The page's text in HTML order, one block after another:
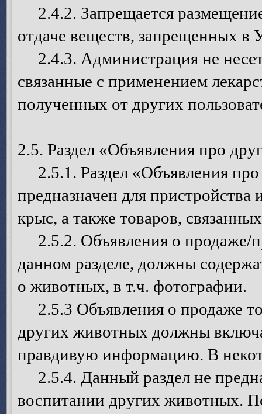
2.4.2. Запрещается
отдаче веществ, запрещенных в
2.4.3. Администрация не несет
связанные с применением
полученных от других
2.5. Раздел «Объявления про
2.5.1. Раздел «Объявления
предназначен для
крыс, а также товаров,
2.5.2. Объявления о продаже/
данном разделе, должны
о животных, в т.ч. фотографии.
2.5.3 Объявления о продаже
других животных должны
правдивую информацию. В
2.5.4. Данный раздел не
воспитании других животных.